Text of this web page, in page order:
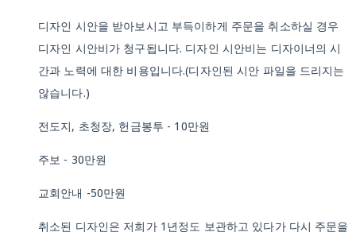
디자인 시안을 받아보시고 부득이하게 주문을 취소하실 경우
디자인 시안비가 청구됩니다. 디자인 시안비는 디자이너의 시
간과 노력에 대한 비용입니다.(디자인된 시안 파일을 드리지는
않습니다.)
전도지, 초청장, 헌금봉투 - 10만원
주보 - 30만원
교회안내 -50만원
취소된 디자인은 저희가 1년정도 보관하고 있다가 다시 주문을